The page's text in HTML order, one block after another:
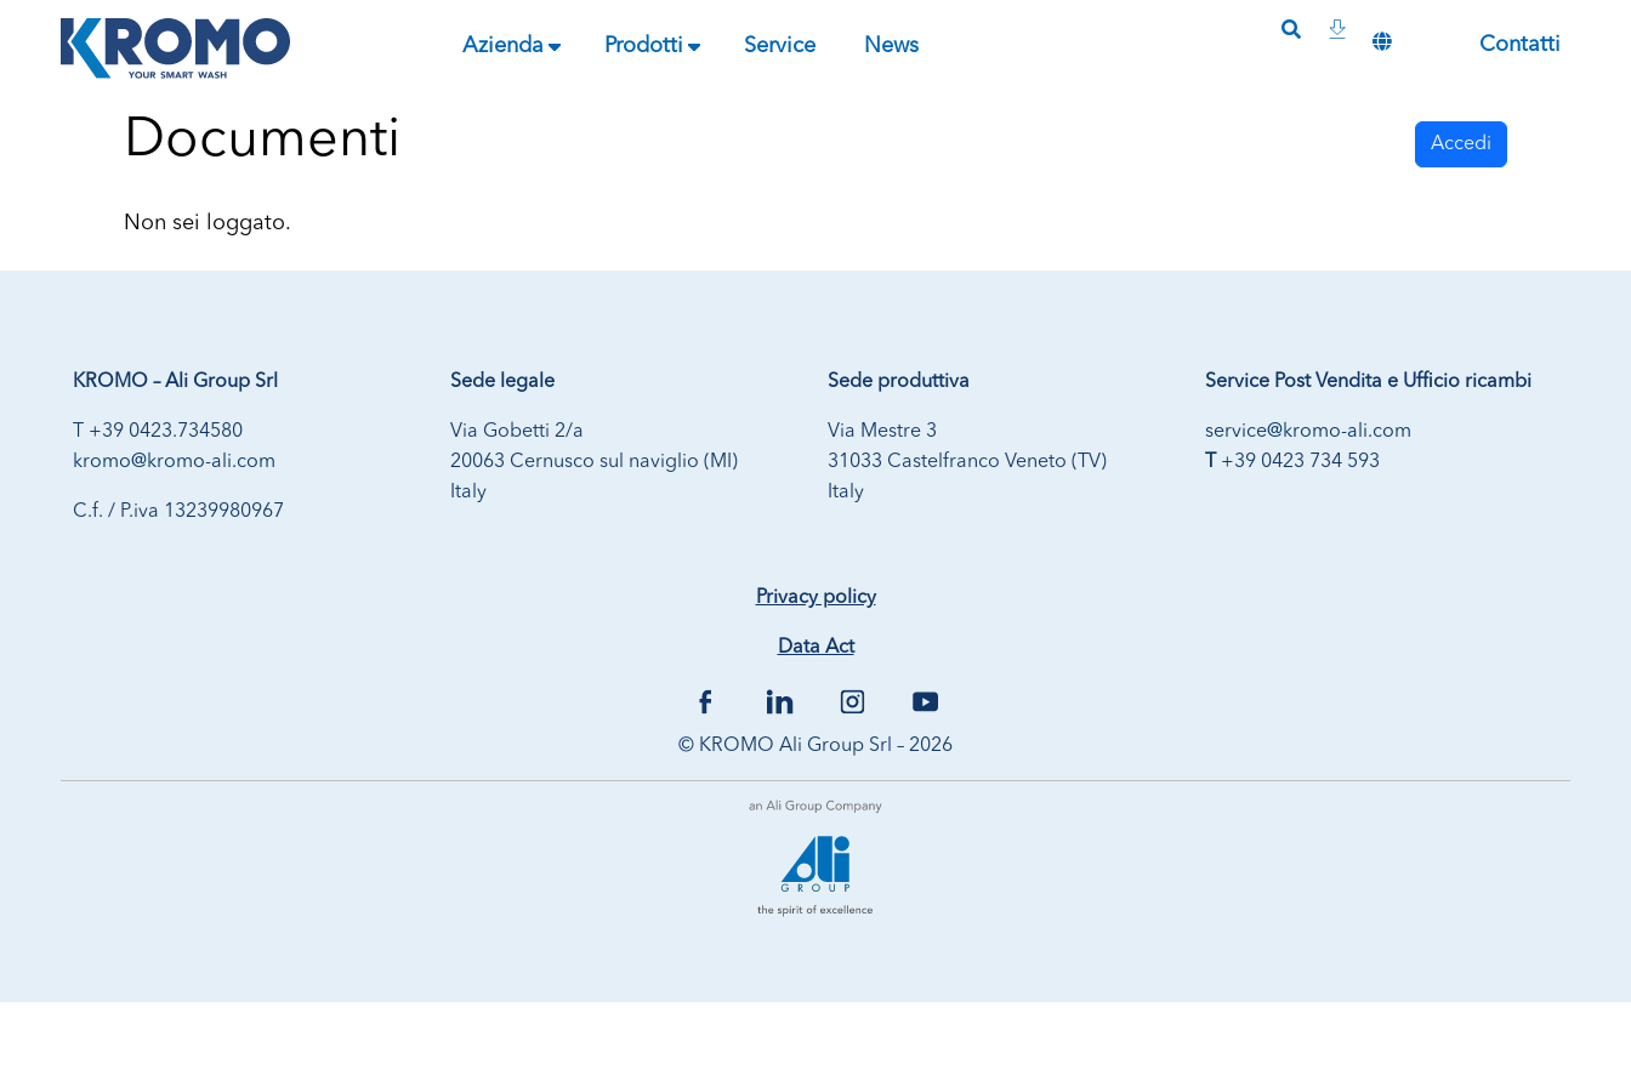
Azienda Prodotti Service News Contatti
Documenti Accedi
Non sei loggato.
KROMO – Ali Group Srl
T +39 0423.734580
kromo@kromo-ali.com
C.f. / P.iva 13239980967
Sede legale
Via Gobetti 2/a
20063 Cernusco sul naviglio (MI)
Italy
Sede produttiva
Via Mestre 3
31033 Castelfranco Veneto (TV)
Italy
Service Post Vendita e Ufficio ricambi
service@kromo-ali.com
T +39 0423 734 593
Privacy policy
Data Act
© KROMO Ali Group Srl – 2026